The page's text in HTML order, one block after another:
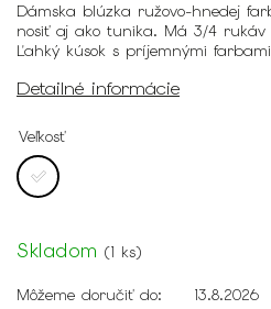
Dámska blúzka ružovo-hnedej
nosiť aj ako tunika. Má 3/4
Ľahký kúsok s príjemnými
Detailné informácie
Veľkosť
Skladom (1 ks)
Môžeme doručiť do: 13.8.2026